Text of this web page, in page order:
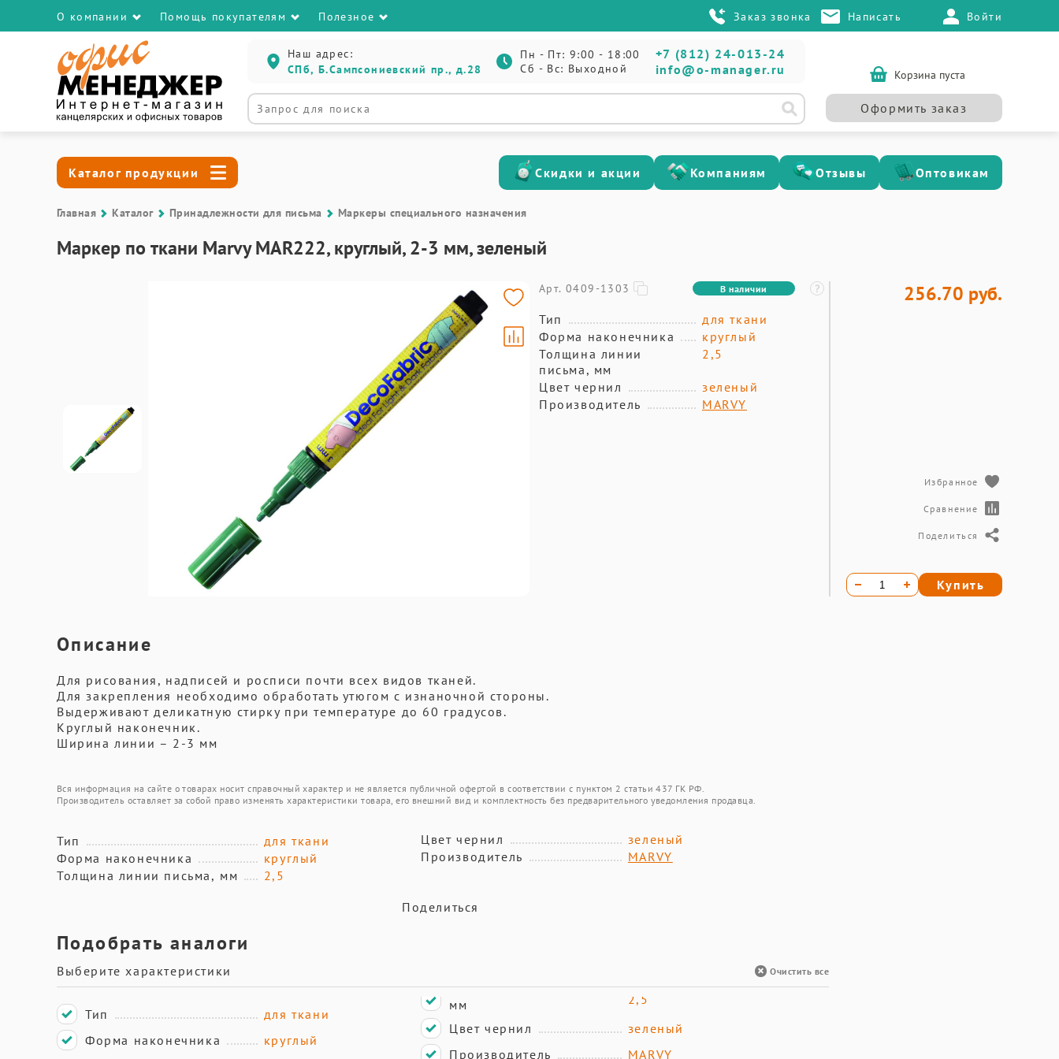
О компании Помощь покупателям Полезное Заказ звонка Написать Войти
Наш адрес:
СПб, Б.Сампсониевский пр., д.28
Пн - Пт: 9:00 - 18:00
Сб - Вс: Выходной
+7 (812) 24-013-24
info@o-manager.ru
Корзина пуста
Оформить заказ
Каталог продукции Скидки и акции Компаниям Отзывы Оптовикам
Главная Каталог Принадлежности для письма Маркеры специального назначения
Маркер по ткани Marvy MAR222, круглый, 2-3 мм, зеленый
Арт. 0409-1303 В наличии
Тип
для ткани
Форма наконечника
круглый
Толщина линии
письма, мм
2,5
Цвет чернил
зеленый
Производитель
MARVY
Описание
Для рисования, надписей и росписи почти всех видов тканей.
Для закрепления необходимо обработать утюгом с изнаночной стороны.
Выдерживают деликатную стирку при температуре до 60 градусов.
Круглый наконечник.
Ширина линии – 2-3 мм
Вся информация на сайте о товарах носит справочный характер и не является публичной офертой в соответствии с пунктом 2 статьи 437 ГК РФ.
Производитель оставляет за собой право изменять характеристики товара, его внешний вид и комплектность без предварительного уведомления продавца.
Тип
для ткани
Форма наконечника
круглый
Толщина линии письма, мм
2,5
Цвет чернил
зеленый
Производитель
MARVY
Поделиться
Подобрать аналоги
Выберите характеристики Очистить все
Тип
для ткани
Форма наконечника
круглый
мм
2,5
Цвет чернил
зеленый
Производитель
MARVY
256.70 руб.
Избранное
Сравнение
Поделиться
Купить